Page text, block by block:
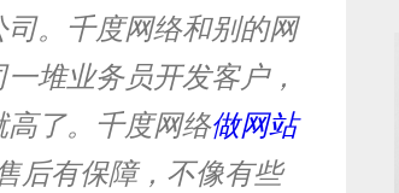
。千度网络和别的网
堆业务员开发客户，
了。千度网络做网站
后有保障，不像有些